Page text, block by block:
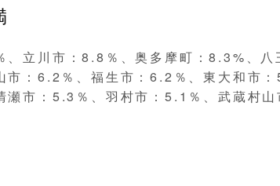
、立川市：8.8％、奥多摩町：8.3%、
市：6.2％、福生市：6.2％、東大和市
瀬市：5.3％、羽村市：5.1％、武蔵村